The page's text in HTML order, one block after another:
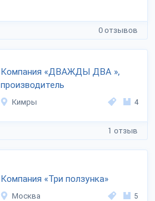
0 отзывов
Компания «ДВАЖДЫ ДВА »,
производитель
Кимры 4
1 отзыв
Компания «Три ползунка»
Москва 5